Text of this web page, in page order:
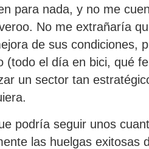
para nada, y no me
No me extrañaría
de sus condiciones,
(todo el día en bici, qué
un sector tan
podría seguir unos
las huelgas exitosas